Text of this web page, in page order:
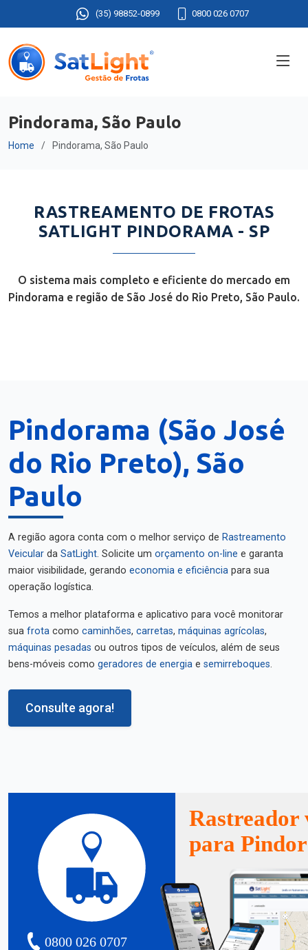
(35) 98852-0899 0800 026 0707
Pindorama, São Paulo
Home Pindorama, São Paulo
RASTREAMENTO DE FROTAS
SATLIGHT PINDORAMA - SP
O sistema mais completo e eficiente do mercado em
Pindorama e região de São José do Rio Preto, São Paulo.
Pindorama (São José
do Rio Preto), São
Paulo
A região agora conta com o melhor serviço de Rastreamento
Veicular da SatLight. Solicite um orçamento on-line e garanta
maior visibilidade, gerando economia e eficiência para sua
operação logística.
Temos a melhor plataforma e aplicativo para você monitorar
sua frota como caminhões, carretas, máquinas agrícolas,
máquinas pesadas ou outros tipos de veículos, além de seus
bens-móveis como geradores de energia e semirreboques.
Consulte agora!
0800 026 0707
Rastreador
para